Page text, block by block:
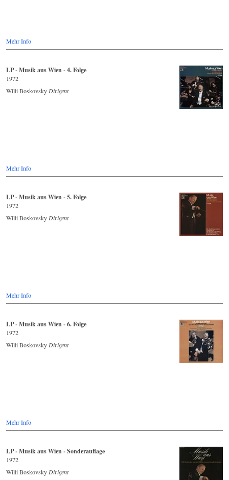
Mehr Info
LP - Musik aus Wien - 4. Folge
1972
Willi Boskovsky Dirigent
Mehr Info
LP - Musik aus Wien - 5. Folge
1972
Willi Boskovsky Dirigent
Mehr Info
LP - Musik aus Wien - 6. Folge
1972
Willi Boskovsky Dirigent
Mehr Info
LP - Musik aus Wien - Sonderauflage
1972
Willi Boskovsky Dirigent